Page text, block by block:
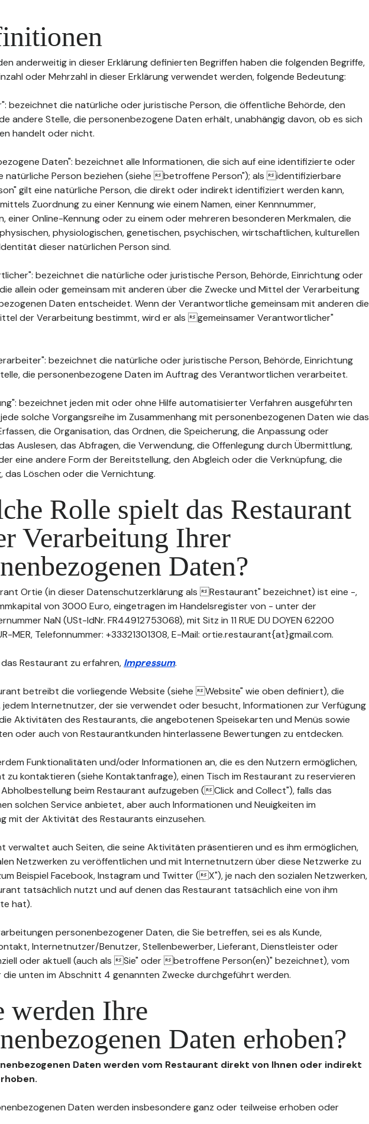
anderweitig in dieser Erklärung definierten Begriffen haben die folgenden Begriffe,
oder Mehrzahl in dieser Erklärung verwendet werden, folgende Bedeutung:
bezeichnet die natürliche oder juristische Person, die öffentliche Behörde, den
andere Stelle, die personenbezogene Daten erhält, unabhängig davon, ob es sich
handelt oder nicht.
Daten": bezeichnet alle Informationen, die sich auf eine identifizierte oder
natürliche Person beziehen (siehe betroffene Person"); als identifizierbare
gilt eine natürliche Person, die direkt oder indirekt identifiziert werden kann,
Zuordnung zu einer Kennung wie einem Namen, einer Kennnummer,
einer Online-Kennung oder zu einem oder mehreren besonderen Merkmalen, die
physiologischen, genetischen, psychischen, wirtschaftlichen, kulturellen
dieser natürlichen Person sind.
bezeichnet die natürliche oder juristische Person, Behörde, Einrichtung oder
allein oder gemeinsam mit anderen über die Zwecke und Mittel der Verarbeitung
Daten entscheidet. Wenn der Verantwortliche gemeinsam mit anderen die
der Verarbeitung bestimmt, wird er als gemeinsamer Verantwortlicher"
bezeichnet die natürliche oder juristische Person, Behörde, Einrichtung
die personenbezogene Daten im Auftrag des Verantwortlichen verarbeitet.
bezeichnet jeden mit oder ohne Hilfe automatisierter Verfahren ausgeführten
solche Vorgangsreihe im Zusammenhang mit personenbezogenen Daten wie das
die Organisation, das Ordnen, die Speicherung, die Anpassung oder
Auslesen, das Abfragen, die Verwendung, die Offenlegung durch Übermittlung,
eine andere Form der Bereitstellung, den Abgleich oder die Verknüpfung, die
das Löschen oder die Vernichtung.
Rolle spielt das Restaurant
Verarbeitung Ihrer
Daten?
Ortie (in dieser Datenschutzerklärung als Restaurant" bezeichnet) ist eine -,
von 3000 Euro, eingetragen im Handelsregister von - unter der
NaN (USt-IdNr. FR44912753068), mit Sitz in 11 RUE DU DOYEN 62200
MER, Telefonnummer: +33321301308, E-Mail: ortie.restaurant{at}gmail.com.
Restaurant zu erfahren, Impressum.
betreibt die vorliegende Website (siehe Website" wie oben definiert), die
Internetnutzer, der sie verwendet oder besucht, Informationen zur Verfügung
Aktivitäten des Restaurants, die angebotenen Speisekarten und Menüs sowie
oder auch von Restaurantkunden hinterlassene Bewertungen zu entdecken.
Funktionalitäten und/oder Informationen an, die es den Nutzern ermöglichen,
zu kontaktieren (siehe Kontaktanfrage), einen Tisch im Restaurant zu reservieren
beim Restaurant aufzugeben (Click and Collect"), falls das
solchen Service anbietet, aber auch Informationen und Neuigkeiten im
mit der Aktivität des Restaurants einzusehen.
verwaltet auch Seiten, die seine Aktivitäten präsentieren und es ihm ermöglichen,
Netzwerken zu veröffentlichen und mit Internetnutzern über diese Netzwerke zu
Beispiel Facebook, Instagram und Twitter (X"), je nach den sozialen Netzwerken,
tatsächlich nutzt und auf denen das Restaurant tatsächlich eine von ihm
hat).
personenbezogener Daten, die Sie betreffen, sei es als Kunde,
Internetnutzer/Benutzer, Stellenbewerber, Lieferant, Dienstleister oder
oder aktuell (auch als Sie" oder betroffene Person(en)" bezeichnet), vom
die unten im Abschnitt 4 genannten Zwecke durchgeführt werden.
werden Ihre
Daten erhoben?
Daten werden vom Restaurant direkt von Ihnen oder indirekt
Daten werden insbesondere ganz oder teilweise erhoben oder